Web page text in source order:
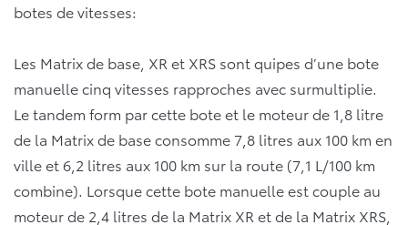
botes de vitesses:
Les Matrix de base, XR et XRS sont quipes d’une bote
manuelle cinq vitesses rapproches avec surmultiplie.
Le tandem form par cette bote et le moteur de 1,8 litre
de la Matrix de base consomme 7,8 litres aux 100 km en
ville et 6,2 litres aux 100 km sur la route (7,1 L/100 km
combine). Lorsque cette bote manuelle est couple au
moteur de 2,4 litres de la Matrix XR et de la Matrix XRS,